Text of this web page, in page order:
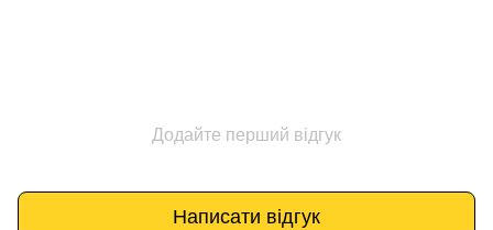
Додайте перший відгук
Написати відгук